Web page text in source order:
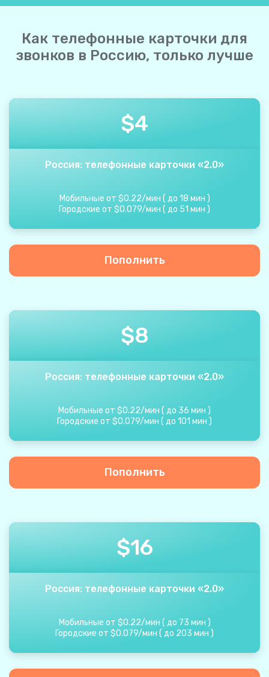
Как телефонные карточки для
звонков в Россию, только лучше
$4
Россия: телефонные карточки «2.0»
Мобильные от $0.22/мин ( до 18 мин )
Городские от $0.079/мин ( до 51 мин )
Пополнить
$8
Россия: телефонные карточки «2.0»
Мобильные от $0.22/мин ( до 36 мин )
Городские от $0.079/мин ( до 101 мин )
Пополнить
$16
Россия: телефонные карточки «2.0»
Мобильные от $0.22/мин ( до 73 мин )
Городские от $0.079/мин ( до 203 мин )